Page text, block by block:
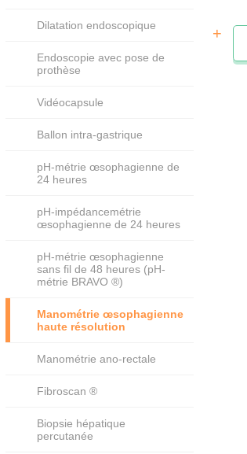
Dilatation endoscopique
Endoscopie avec pose de
prothèse
Vidéocapsule
Ballon intra-gastrique
pH-métrie œsophagienne de
24 heures
pH-impédancemétrie
œsophagienne de 24 heures
pH-métrie œsophagienne
sans fil de 48 heures (pH-
métrie BRAVO ®)
Manométrie œsophagienne
haute résolution
Manométrie ano-rectale
Fibroscan ®
Biopsie hépatique
percutanée